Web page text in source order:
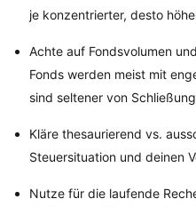
je konzentrierter, desto
Achte auf Fondsvolumen
Fonds werden meist mit
sind seltener von
Kläre thesaurierend vs.
Steuersituation und deinen
Nutze für die laufende